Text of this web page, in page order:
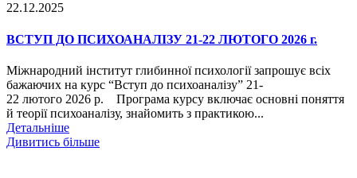
22.12.2025
ВСТУП ДО ПСИХОАНАЛІЗУ 21-22 ЛЮТОГО 2026 г.
Міжнародний інститут глибинної психології запрошує всіх
бажаючих на курс “Вступ до психоаналізу” 21-
22 лютого 2026 р. Програма курсу включає основні поняття
й теорії психоаналізу, знайомить з практикою...
Детальніше
Дивитись більше